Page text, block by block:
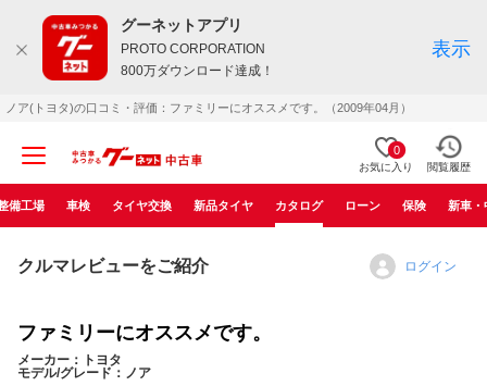
グーネットアプリ
PROTO CORPORATION
800万ダウンロード達成！
表示
ノア(トヨタ)の口コミ・評価：ファミリーにオススメです。（2009年04月）
0
お気に入り 閲覧履歴
備工場 車検 タイヤ交換 新品タイヤ カタログ ローン 保険 新車・
クルマレビューをご紹介 ログイン
ファミリーにオススメです。
メーカー：トヨタ
モデル/グレード：ノア